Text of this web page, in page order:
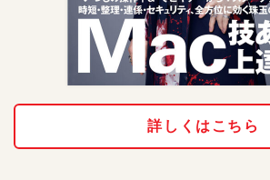
詳しくはこちら